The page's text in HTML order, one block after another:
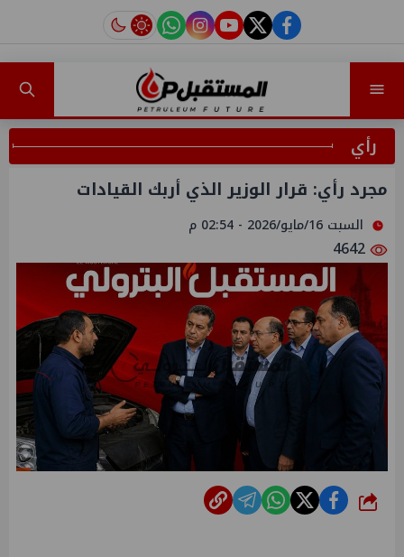
facebook
twitter
youtube
instagram
tiktok
رأي
مجرد رأي: قرار الوزير الذي أربك القيادات
السبت 16/مايو/2026 - 02:54 م
شارك